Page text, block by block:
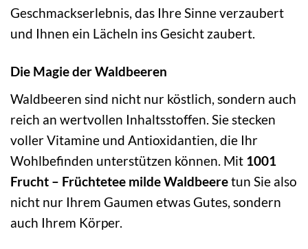
Geschmackserlebnis, das Ihre Sinne verzaubert
und Ihnen ein Lächeln ins Gesicht zaubert.
Die Magie der Waldbeeren
Waldbeeren sind nicht nur köstlich, sondern auch
reich an wertvollen Inhaltsstoffen. Sie stecken
voller Vitamine und Antioxidantien, die Ihr
Wohlbefinden unterstützen können. Mit 1001
Frucht – Früchtetee milde Waldbeeretun Sie also
nicht nur Ihrem Gaumen etwas Gutes, sondern
auch Ihrem Körper.